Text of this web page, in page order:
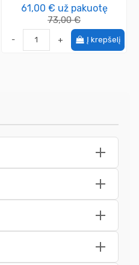
61,00 € už pakuotę
73,00 €
- + Į krepšelį